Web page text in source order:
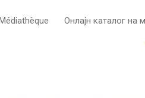
Oнлајн каталог на